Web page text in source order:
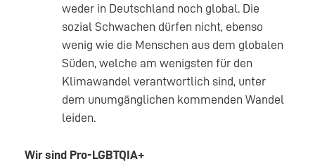
weder in Deutschland noch global. Die
sozial Schwachen dürfen nicht, ebenso
wenig wie die Menschen aus dem globalen
Süden, welche am wenigsten für den
Klimawandel verantwortlich sind, unter
dem unumgänglichen kommenden Wandel
leiden.
Wir sind Pro-LGBTQIA+